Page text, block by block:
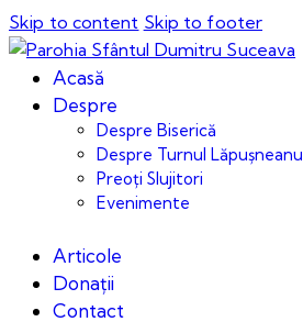
Skip to content Skip to footer
Acasă
Despre
Despre Biserică
Despre Turnul Lăpușneanu
Preoți Slujitori
Evenimente
Articole
Donații
Contact